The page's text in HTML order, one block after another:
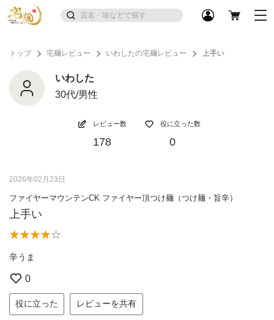
トップ 宅麺レビュー いわしたの宅麺レビュー 上手い
いわした
30代/男性
レビュー数
178
役に立った数
0
2026年02月23日
ファイヤーマウンテンCK ファイヤー頂つけ麺（つけ麺・旨辛）
上手い
辛うま
0
役に立った レビューを共有